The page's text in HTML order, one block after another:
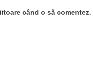
când o să comentez.